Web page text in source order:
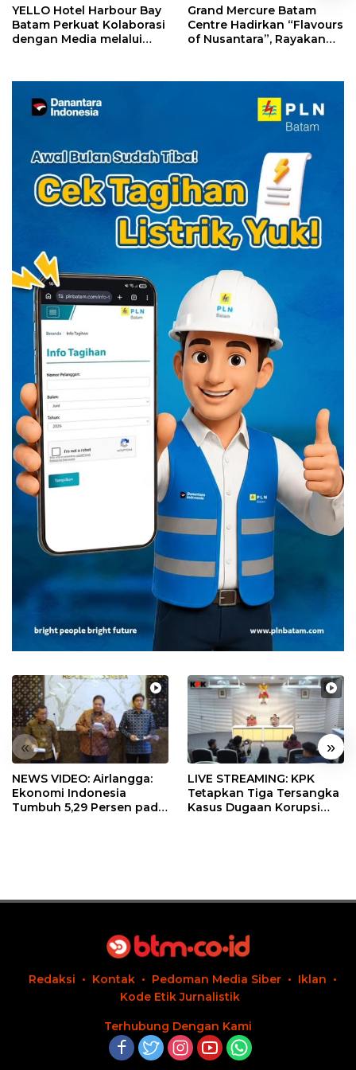
YELLO Hotel Harbour Bay
Batam Perkuat Kolaborasi
dengan Media melalui
Grand Mercure Batam
Centre Hadirkan “Flavours
of Nusantara”, Rayakan
« »
NEWS VIDEO: Airlangga:
Ekonomi Indonesia
Tumbuh 5,29 Persen pada
LIVE STREAMING: KPK
Tetapkan Tiga Tersangka
Kasus Dugaan Korupsi
Redaksi Kontak Pedoman Media Siber
Iklan
Kode Etik Jurnalistik
Terhubung Dengan Kami